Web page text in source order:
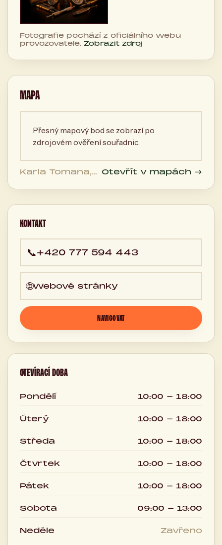
Fotografie pochází z oficiálního webu
provozovatele. Zobrazit zdroj
MAPA
Přesný mapový bod se zobrazí po
zdrojovém ověření souřadnic.
Karla Tomana,
Králové, Česká
Otevřít v mapách →
KONTAKT
📞+420 777 594 443
🌐Webové stránky
NAVIGOVAT
OTEVÍRACÍ DOBA
Pondělí 10:00 - 18:00
Úterý 10:00 - 18:00
Středa 10:00 - 18:00
Čtvrtek 10:00 - 18:00
Pátek 10:00 - 18:00
Sobota 09:00 - 13:00
Neděle Zavřeno